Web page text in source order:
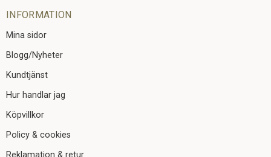
INFORMATION
Mina sidor
Blogg/Nyheter
Kundtjänst
Hur handlar jag
Köpvillkor
Policy & cookies